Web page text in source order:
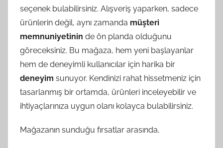
seçenek bulabilirsiniz. Alışveriş yaparken, sadece
ürünlerin değil, aynı zamanda müşteri
memnuniyetinin de ön planda olduğunu
göreceksiniz. Bu mağaza, hem yeni başlayanlar
hem de deneyimli kullanıcılar için harika bir
deneyim sunuyor. Kendinizi rahat hissetmeniz için
tasarlanmış bir ortamda, ürünleri inceleyebilir ve
ihtiyaçlarınıza uygun olanı kolayca bulabilirsiniz.
Mağazanın sunduğu fırsatlar arasında,